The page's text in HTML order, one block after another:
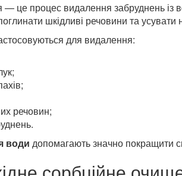
це процес видалення забруднень із
шкідливі речовини та усувати
для видалення:
речовин;
води допомагають значно покращити